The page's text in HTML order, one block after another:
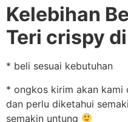
Kelebihan
Teri crispy
* beli sesuai kebutuhan
* ongkos kirim akan kami
dan perlu diketahui
semakin untung